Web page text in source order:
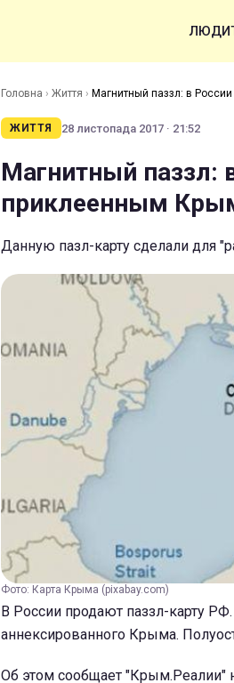
ЛЮДИ
Головна › Життя › Магнитный паззл: в
ЖИТТЯ 28 листопада 2017 · 21:52
Магнитный паззл:
приклеенным
Данную пазл-карту сделали для
Фото: Карта Крыма (pixabay.com)
В России продают паззл-карту
аннексированного Крыма.
Об этом сообщает "Крым.Реалии"